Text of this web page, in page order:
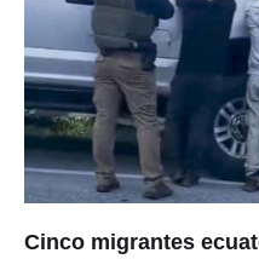
Londonderry, en